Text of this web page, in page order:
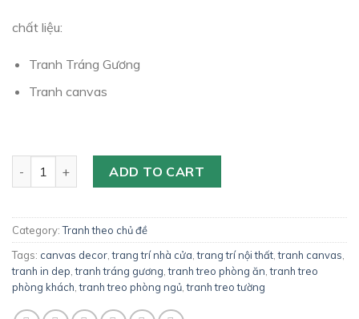
chất liệu:
Tranh Tráng Gương
Tranh canvas
ADD TO CART
Category:Tranh theo chủ đề
Tags: canvas decor ,trang trí nhà cửa ,trang trí nội thất ,tranh canvas
tranh in dep ,tranh tráng gương ,tranh treo phòng ăn ,tranh treo
phòng khách ,tranh treo phòng ngủ ,tranh treo tường